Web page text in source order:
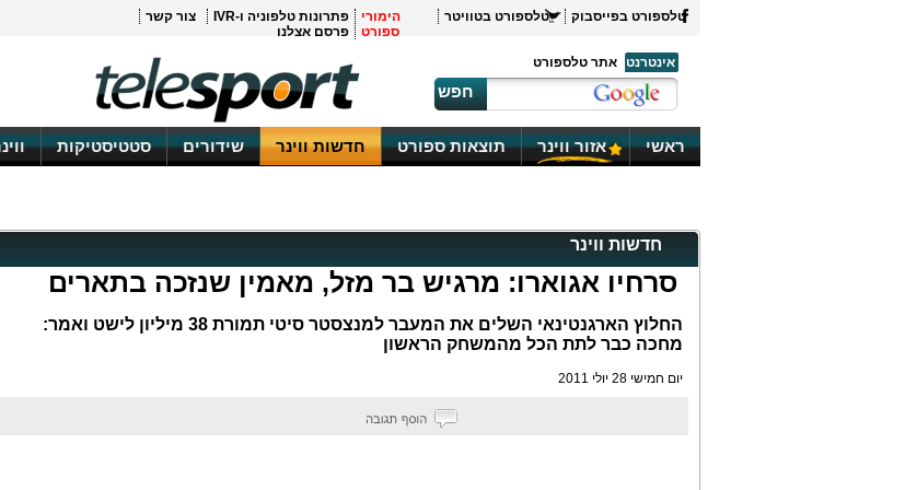
טלספורט בפייסבוק טלספורט בטוויטר
הימורי
ספורט
פתרונות טלפוניה ו-IVR
צור קשר
פרסם אצלנו
אינטרנט
אתר טלספורט
חפש
ראשי אזור ווינר תוצאות ספורט חדשות ווינר שידורים סטטיסטיקות
חדשות ווינר
סרחיו אגוארו: מרגיש בר מזל, מאמין שנזכה בתארים
החלוץ הארגנטינאי השלים את המעבר למנצסטר סיטי תמורת 38 מיליון לישט ואמר:
מחכה כבר לתת הכל מהמשחק הראשון
יום חמישי 28 יולי 2011